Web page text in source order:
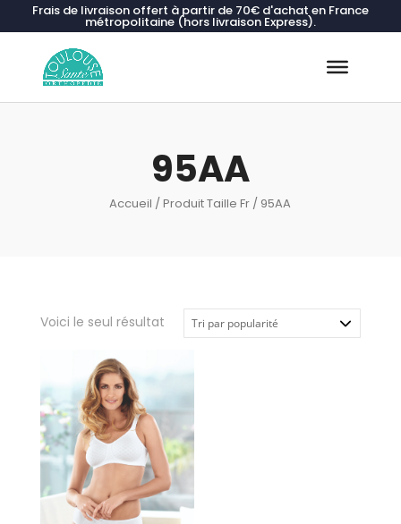
Frais de livraison offert à partir de 70€ d'achat en France
métropolitaine (hors livraison Express).
95AA
Accueil / Produit Taille Fr / 95AA
Voici le seul résultat